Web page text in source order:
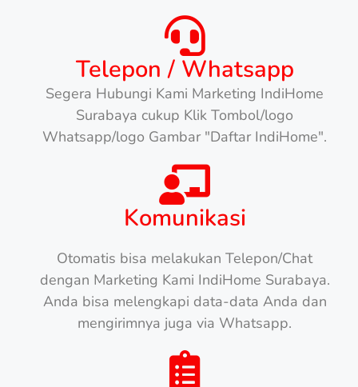
Telepon / Whatsapp
Segera Hubungi Kami Marketing IndiHome
Surabaya cukup Klik Tombol/logo
Whatsapp/logo Gambar "Daftar IndiHome".
Komunikasi
Otomatis bisa melakukan Telepon/Chat
dengan Marketing Kami IndiHome Surabaya.
Anda bisa melengkapi data-data Anda dan
mengirimnya juga via Whatsapp.